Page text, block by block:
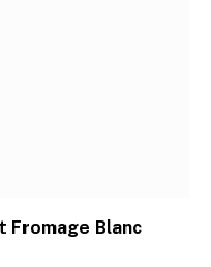
Fromage Blanc